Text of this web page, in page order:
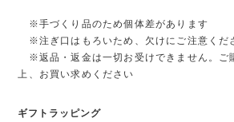
※手づくり品のため個体差があります
※注ぎ口はもろいため、欠けにご注意くだ
※返品・返金は一切お受けできません。ご
上、お買い求めください
ギフトラッピング